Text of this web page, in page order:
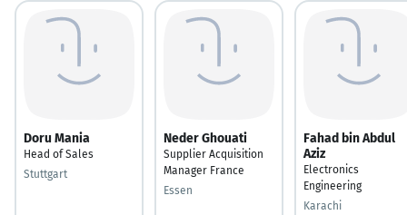
Doru Mania
Head of Sales
Stuttgart
Neder Ghouati
Supplier Acquisition
Manager France
Essen
Fahad bin Abdul
Aziz
Electronics
Engineering
Karachi